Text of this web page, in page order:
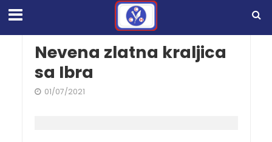
Nevena zlatna kraljica
sa Ibra
01/07/2021